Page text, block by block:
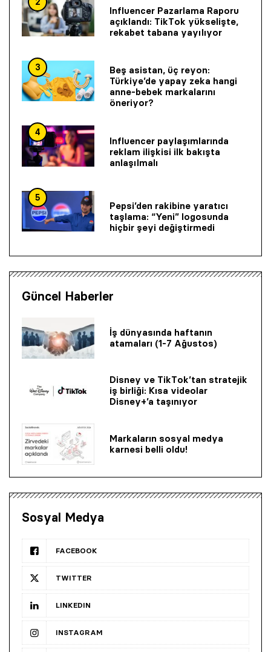
Influencer Pazarlama Raporu
açıklandı: TikTok yükselişte,
rekabet tabana yayılıyor
3
Beş asistan, üç reyon:
Türkiye’de yapay zeka hangi
anne-bebek markalarını
öneriyor?
4
Influencer paylaşımlarında
reklam ilişkisi ilk bakışta
anlaşılmalı
5
Pepsi’den rakibine yaratıcı
taşlama: “Yeni” logosunda
hiçbir şeyi değiştirmedi
Güncel Haberler
İş dünyasında haftanın
atamaları (1-7 Ağustos)
Disney ve TikTok’tan stratejik
iş birliği: Kısa videolar
Disney+’a taşınıyor
Markaların sosyal medya
karnesi belli oldu!
Sosyal Medya
FACEBOOK
TWITTER
LINKEDIN
INSTAGRAM